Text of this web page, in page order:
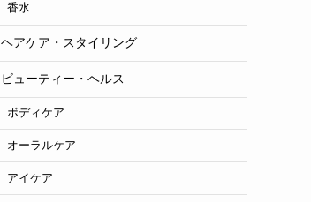
香水
ヘアケア・スタイリング
ビューティー・ヘルス
ボディケア
オーラルケア
アイケア